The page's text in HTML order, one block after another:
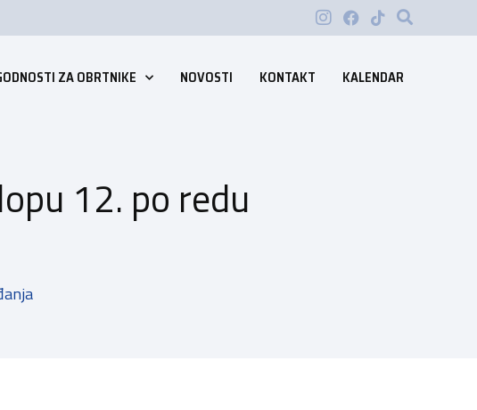
ZA OBRTNIKE NOVOSTI KONTAKT KALENDAR
12. po redu